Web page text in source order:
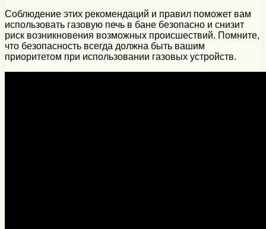
Соблюдение этих рекомендаций и правил поможет вам
использовать газовую печь в бане безопасно и снизит
риск возникновения возможных происшествий. Помните,
что безопасность всегда должна быть вашим
приоритетом при использовании газовых устройств.